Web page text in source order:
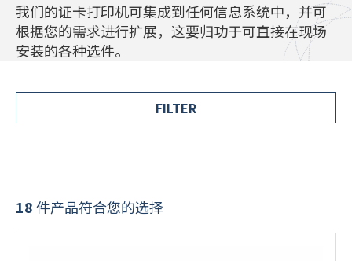
РУССКИЙ(俄语)
葡萄牙语（巴西）
我们的证卡打印机可集成到任何信息系统中，并可
根据您的需求进行扩展，这要归功于可直接在现场
安装的各种选件。
FILTER
18件产品符合您的选择